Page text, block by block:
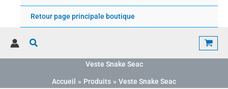
Retour page principale boutique
Rechercher
Veste Snake Seac
Accueil Produits Veste Snake Seac